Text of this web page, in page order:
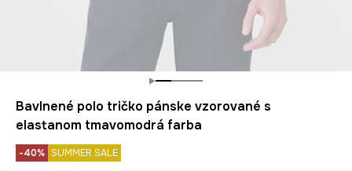
Bavlnené polo tričko pánske vzorované s
elastanom tmavomodrá farba
-40% SUMMER SALE